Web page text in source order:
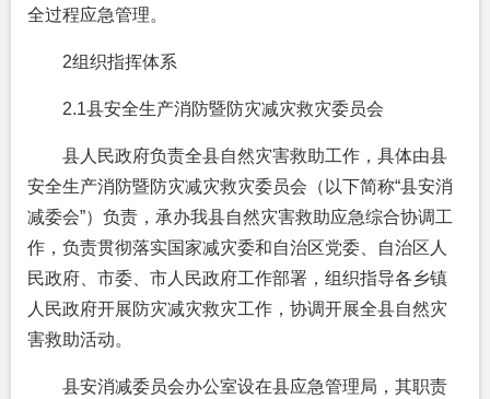
全过程应急管理。
2组织指挥体系
2.1县安全生产消防暨防灾减灾救灾委员会
县人民政府负责全县自然灾害救助工作，具体由县
安全生产消防暨防灾减灾救灾委员会（以下简称“县安消
减委会”）负责，承办我县自然灾害救助应急综合协调工
作，负责贯彻落实国家减灾委和自治区党委、自治区人
民政府、市委、市人民政府工作部署，组织指导各乡镇
人民政府开展防灾减灾救灾工作，协调开展全县自然灾
害救助活动。
县安消减委员会办公室设在县应急管理局，其职责